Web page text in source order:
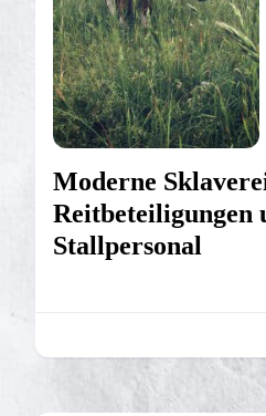
Moderne
Reitbeteiligungen
Stallpersonal